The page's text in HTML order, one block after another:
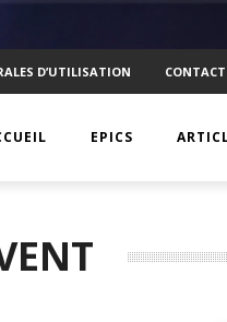
D’UTILISATION CONTACT
EPICS
EPIC 2 : ABSOLUTE